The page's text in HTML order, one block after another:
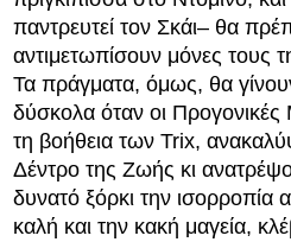
παντρευτεί τον Σκάι– θα
αντιμετωπίσουν μόνες τους
Τα πράγματα, όμως, θα
δύσκολα όταν οι Προγονικές
τη βοήθεια των Trix,
Δέντρο της Ζωής κι
δυνατό ξόρκι την ισορροπία
καλή και την κακή μαγεία,